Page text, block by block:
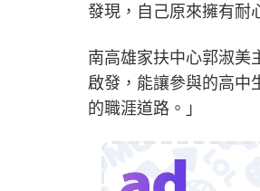
發現，自己原來擁有耐
南高雄家扶中心郭淑美
啟發，能讓參與的高中
的職涯道路。」